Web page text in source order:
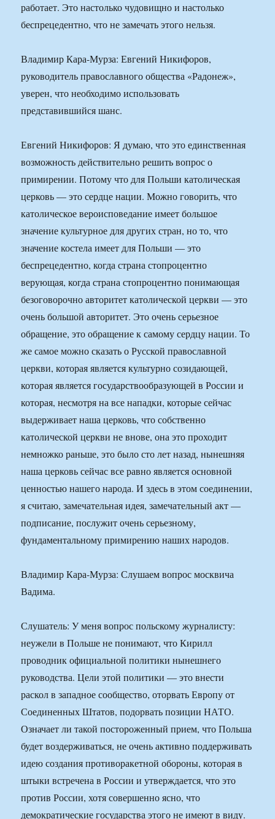
работает. Это настолько чудовищно и настолько
беспрецедентно, что не замечать этого нельзя.
Владимир Кара-Мурза: Евгений Никифоров,
руководитель православного общества «Радонеж»,
уверен, что необходимо использовать
представившийся шанс.
Евгений Никифоров: Я думаю, что это единственная
возможность действительно решить вопрос о
примирении. Потому что для Польши католическая
церковь — это сердце нации. Можно говорить, что
католическое вероисповедание имеет большое
значение культурное для других стран, но то, что
значение костела имеет для Польши — это
беспрецедентно, когда страна стопроцентно
верующая, когда страна стопроцентно понимающая
безоговорочно авторитет католической церкви — это
очень большой авторитет. Это очень серьезное
обращение, это обращение к самому сердцу нации. То
же самое можно сказать о Русской православной
церкви, которая является культурно созидающей,
которая является государствообразующей в России и
которая, несмотря на все нападки, которые сейчас
выдерживает наша церковь, что собственно
католической церкви не внове, она это проходит
немножко раньше, это было сто лет назад, нынешняя
наша церковь сейчас все равно является основной
ценностью нашего народа. И здесь в этом соединении,
я считаю, замечательная идея, замечательный акт —
подписание, послужит очень серьезному,
фундаментальному примирению наших народов.
Владимир Кара-Мурза: Слушаем вопрос москвича
Вадима.
Слушатель: У меня вопрос польскому журналисту:
неужели в Польше не понимают, что Кирилл
проводник официальной политики нынешнего
руководства. Цели этой политики — это внести
раскол в западное сообщество, оторвать Европу от
Соединенных Штатов, подорвать позиции НАТО.
Означает ли такой постороженный прием, что Польша
будет воздерживаться, не очень активно поддерживать
идею создания противоракетной обороны, которая в
штыки встречена в России и утверждается, что это
против России, хотя совершенно ясно, что
демократические государства этого не имеют в виду.